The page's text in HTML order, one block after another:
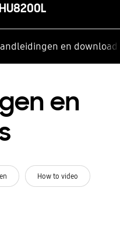
en
en
How to video